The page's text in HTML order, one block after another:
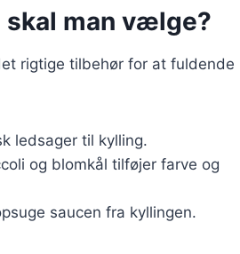
man vælge?
rigtige tilbehør for at fuldende
ledsager til kylling.
og blomkål tilføjer farve og
saucen fra kyllingen.